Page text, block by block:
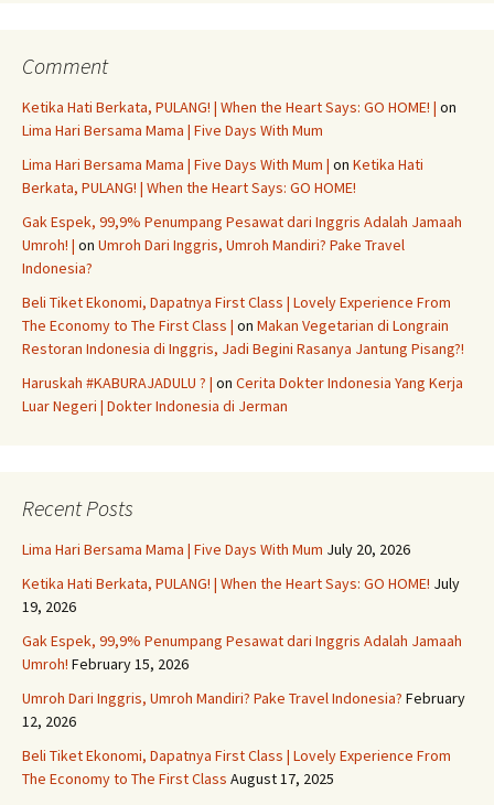
Comment
Ketika Hati Berkata, PULANG! | When the Heart Says: GO HOME! | on
Lima Hari Bersama Mama | Five Days With Mum
Lima Hari Bersama Mama | Five Days With Mum | on Ketika Hati
Berkata, PULANG! | When the Heart Says: GO HOME!
Gak Espek, 99,9% Penumpang Pesawat dari Inggris Adalah Jamaah
Umroh! | on Umroh Dari Inggris, Umroh Mandiri? Pake Travel
Indonesia?
Beli Tiket Ekonomi, Dapatnya First Class | Lovely Experience From
The Economy to The First Class | on Makan Vegetarian di Longrain
Restoran Indonesia di Inggris, Jadi Begini Rasanya Jantung Pisang?!
Haruskah #KABURAJADULU ? | on Cerita Dokter Indonesia Yang Kerja
Luar Negeri | Dokter Indonesia di Jerman
Recent Posts
Lima Hari Bersama Mama | Five Days With Mum July 20, 2026
Ketika Hati Berkata, PULANG! | When the Heart Says: GO HOME! July
19, 2026
Gak Espek, 99,9% Penumpang Pesawat dari Inggris Adalah Jamaah
Umroh! February 15, 2026
Umroh Dari Inggris, Umroh Mandiri? Pake Travel Indonesia? February
12, 2026
Beli Tiket Ekonomi, Dapatnya First Class | Lovely Experience From
The Economy to The First Class August 17, 2025